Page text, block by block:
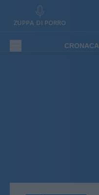
ZUPPA DI PORRO
CRONACA